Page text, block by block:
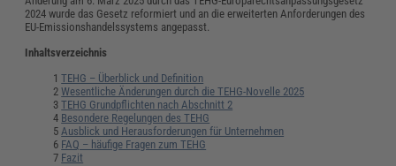
2024 wurde das Gesetz reformiert und an die erweiterten Anforderungen des
EU-Emissionshandelssystems angepasst.
Inhaltsverzeichnis
TEHG – Überblick und Definition
Wesentliche Änderungen durch die TEHG-Novelle 2025
TEHG Grundpflichten nach Abschnitt 2
Besondere Regelungen des TEHG
Ausblick und Herausforderungen für Unternehmen
FAQ – häufige Fragen zum TEHG
Fazit